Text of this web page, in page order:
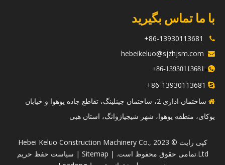
با ما تماس بگیرید


hebeikeluo@sjzhjsm.com
ه 13930113681-86
+


ساختمان اداری 2، ساختمان جینلینگ، تقاطع جاده یوهوا و خیابان
یوکای، منطقه یوهوا، شهر شیجیاژوانگ، استان هبی
​کپی رایت © 2023 Hebei Keluo Construction Machinery Co.,
Ltd.تمامی حقوق محفوظ است. |
Sitemap
| سیاست حفظ حریم